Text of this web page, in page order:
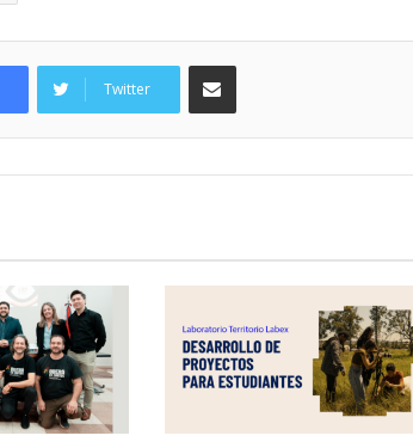
Twitter
Compartir por Email